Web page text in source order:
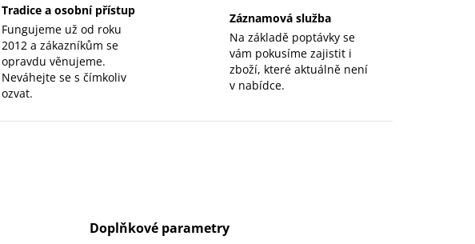
Tradice a osobní přístup
Fungujeme už od roku
2012 a zákazníkům se
opravdu věnujeme.
Neváhejte se s čímkoliv
ozvat.
Záznamová služba
Na základě poptávky se
vám pokusíme zajistit i
zboží, které aktuálně není
v nabídce.
Doplňkové parametry